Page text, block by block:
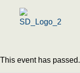
This event has passed.